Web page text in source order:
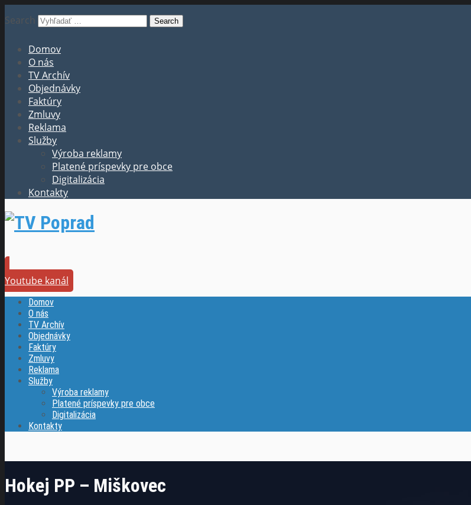
Search
Domov
O nás
TV Archív
Objednávky
Faktúry
Zmluvy
Reklama
Služby
Výroba reklamy
Platené príspevky pre obce
Digitalizácia
Kontakty
Youtube kanál
Domov
O nás
TV Archív
Objednávky
Faktúry
Zmluvy
Reklama
Služby
Výroba reklamy
Platené príspevky pre obce
Digitalizácia
Kontakty
Hokej PP – Miškovec